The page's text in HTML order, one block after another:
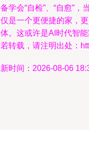
学会“自检”、“自愈”，
是一个更便捷的家，
。这或许是AI时代智能
转载，请注明出处：
时间：2026-08-06